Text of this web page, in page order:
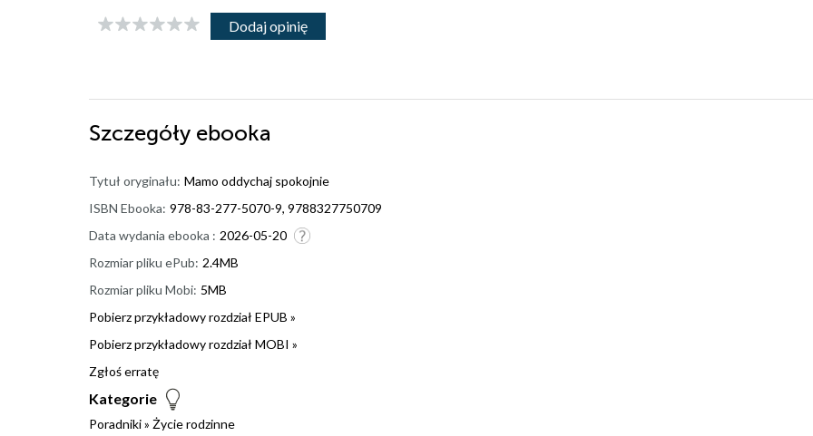
Dodaj opinię
Szczegóły ebooka
Tytuł oryginału: Mamo oddychaj spokojnie
ISBN Ebooka: 978-83-277-5070-9, 9788327750709
Data wydania ebooka : 2026-05-20
Rozmiar pliku ePub: 2.4MB
Rozmiar pliku Mobi: 5MB
Pobierz przykładowy rozdział EPUB »
Pobierz przykładowy rozdział MOBI »
Zgłoś erratę
Kategorie
Poradniki» Życie rodzinne